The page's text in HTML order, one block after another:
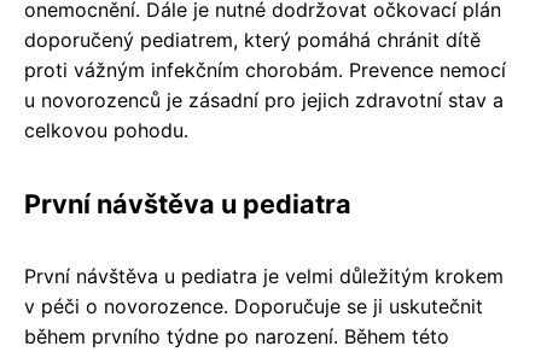
onemocnění. Dále je nutné dodržovat očkovací plán
doporučený pediatrem, který pomáhá chránit dítě
proti vážným infekčním chorobám. Prevence nemocí
u novorozenců je zásadní pro jejich zdravotní stav a
celkovou pohodu.
První návštěva u pediatra
První návštěva u pediatra je velmi důležitým krokem
v péči o novorozence. Doporučuje se ji uskutečnit
během prvního týdne po narození. Během této